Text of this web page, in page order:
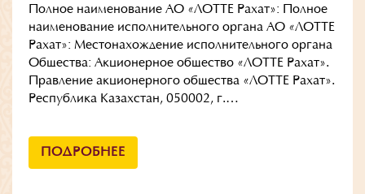
Полное наименование АО «ЛОТТЕ Рахат»: Полное
наименование исполнительного органа АО «ЛОТТЕ
Рахат»: Местонахождение исполнительного органа
Общества: Акционерное общество «ЛОТТЕ Рахат».
Правление акционерного общества «ЛОТТЕ Рахат».
Республика Казахстан, 050002, г.…
ПОДРОБНЕЕ